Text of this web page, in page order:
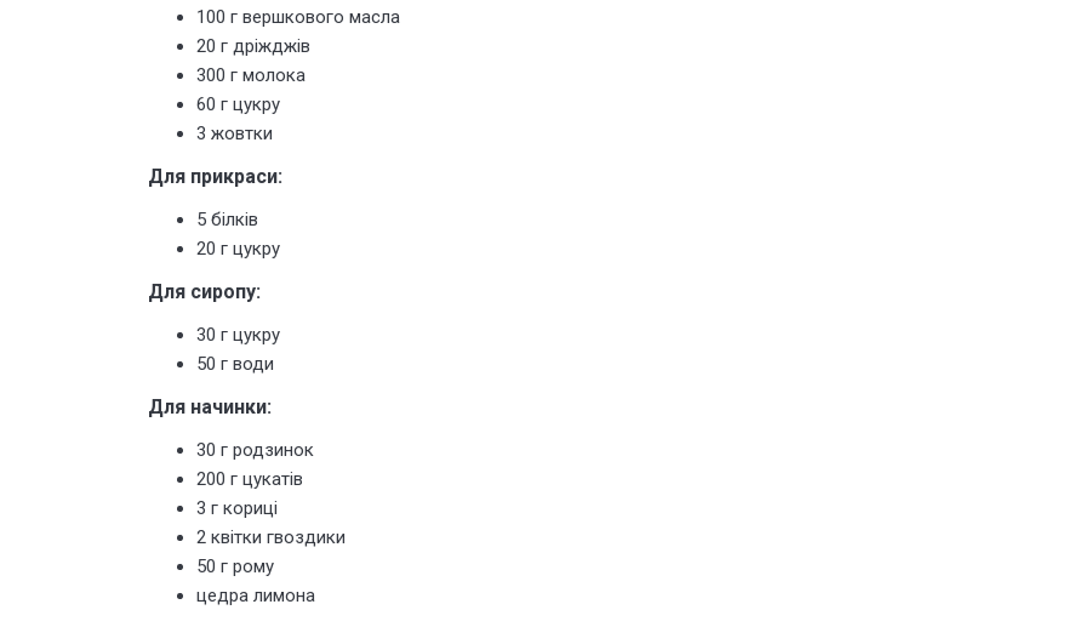
100 г вершкового масла
20 г дріжджів
300 г молока
60 г цукру
3 жовтки
Для прикраси:
5 білків
20 г цукру
Для сиропу:
30 г цукру
50 г води
Для начинки:
30 г родзинок
200 г цукатів
3 г кориці
2 квітки гвоздики
50 г рому
цедра лимона